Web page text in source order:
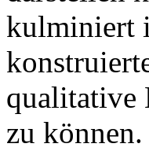
kulminiert
qualitative
zu können.